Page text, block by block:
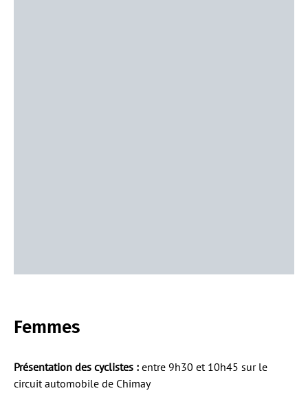
Femmes
Présentation des cyclistes : entre 9h30 et 10h45 sur le
circuit automobile de Chimay